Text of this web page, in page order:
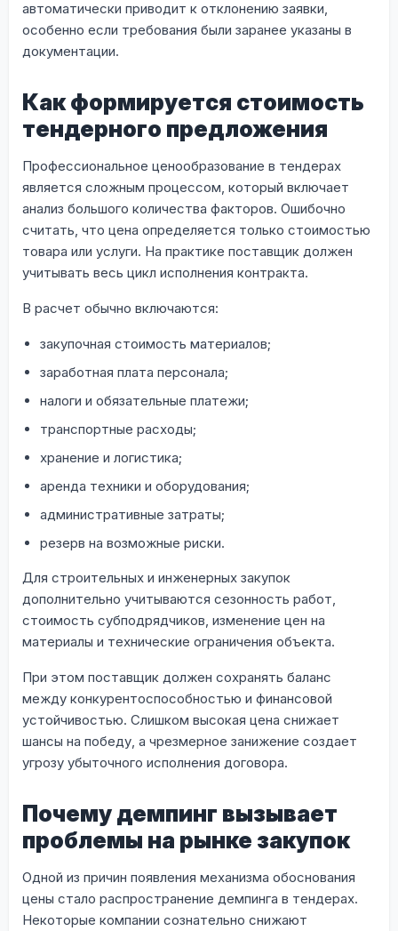
автоматически приводит к отклонению заявки,
особенно если требования были заранее указаны в
документации.
Как формируется стоимость
тендерного предложения
Профессиональное ценообразование в тендерах
является сложным процессом, который включает
анализ большого количества факторов. Ошибочно
считать, что цена определяется только стоимостью
товара или услуги. На практике поставщик должен
учитывать весь цикл исполнения контракта.
В расчет обычно включаются:
закупочная стоимость материалов;
заработная плата персонала;
налоги и обязательные платежи;
транспортные расходы;
хранение и логистика;
аренда техники и оборудования;
административные затраты;
резерв на возможные риски.
Для строительных и инженерных закупок
дополнительно учитываются сезонность работ,
стоимость субподрядчиков, изменение цен на
материалы и технические ограничения объекта.
При этом поставщик должен сохранять баланс
между конкурентоспособностью и финансовой
устойчивостью. Слишком высокая цена снижает
шансы на победу, а чрезмерное занижение создает
угрозу убыточного исполнения договора.
Почему демпинг вызывает
проблемы на рынке закупок
Одной из причин появления механизма обоснования
цены стало распространение демпинга в тендерах.
Некоторые компании сознательно снижают